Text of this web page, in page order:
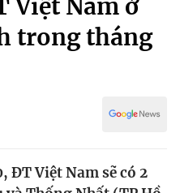
Việt Nam ở
trong tháng
ĐT Việt Nam sẽ có 2